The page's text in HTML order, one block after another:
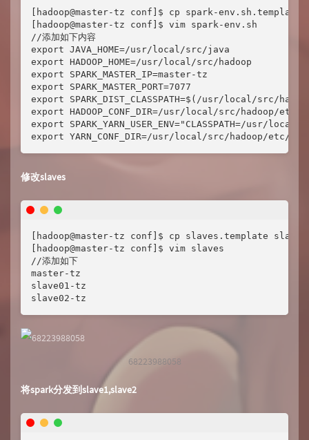
[hadoop@master-tz conf]$ cp spark-env.sh.template
[hadoop@master-tz conf]$ vim spark-env.sh
//添加如下内容
export JAVA_HOME=/usr/local/src/java
export HADOOP_HOME=/usr/local/src/hadoop
export SPARK_MASTER_IP=master-tz
export SPARK_MASTER_PORT=7077
export SPARK_DIST_CLASSPATH=$(/usr/local/src/
export HADOOP_CONF_DIR=/usr/local/src/hadoop/etc/
export SPARK_YARN_USER_ENV="CLASSPATH=/usr/
export YARN_CONF_DIR=/usr/local/src/hadoop/etc/
修改slaves
[hadoop@master-tz conf]$ cp slaves.template slaves
[hadoop@master-tz conf]$ vim slaves
//添加如下
master-tz
slave01-tz
slave02-tz
68223988058
将spark分发到slave1,slave2